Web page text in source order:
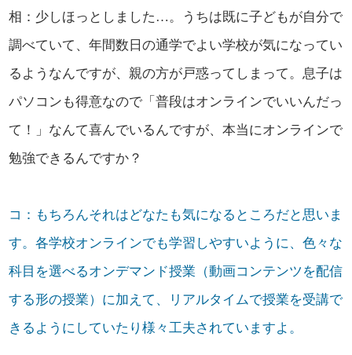
相：少しほっとしました…。うちは既に子どもが自分で
調べていて、年間数日の通学でよい学校が気になってい
るようなんですが、親の方が戸惑ってしまって。息子は
パソコンも得意なので「普段はオンラインでいいんだっ
て！」なんて喜んでいるんですが、本当にオンラインで
勉強できるんですか？
コ：もちろんそれはどなたも気になるところだと思いま
す。各学校オンラインでも学習しやすいように、色々な
科目を選べるオンデマンド授業（動画コンテンツを配信
する形の授業）に加えて、リアルタイムで授業を受講で
きるようにしていたり様々工夫されていますよ。